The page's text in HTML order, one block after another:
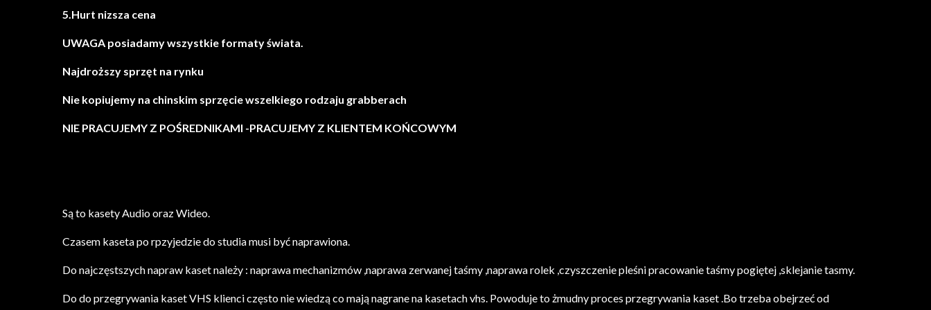
5.Hurt nizsza cena
UWAGA posiadamy wszystkie formaty świata.
Najdroższy sprzęt na rynku
Nie kopiujemy na chinskim sprzęcie wszelkiego rodzaju grabberach
NIE PRACUJEMY Z POŚREDNIKAMI -PRACUJEMY Z KLIENTEM KOŃCOWYM
Są to kasety Audio oraz Wideo.
Czasem kaseta po rpzyjedzie do studia musi być naprawiona.
Do najczęstszych napraw kaset należy : naprawa mechanizmów ,naprawa zerwanej taśmy ,naprawa rolek ,czyszczenie pleśni pracowanie taśmy pogiętej ,sklejanie tasmy.
Do do przegrywania kaset VHS klienci często nie wiedzą co mają nagrane na kasetach vhs. Powoduje to żmudny proces przegrywania kaset .Bo trzeba obejrzeć od